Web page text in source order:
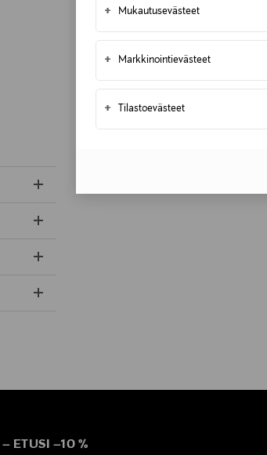
+ Mukautusevästeet
+ Markkinointievästeet
+ Tilastoevästeet
– ETUSI –10 %